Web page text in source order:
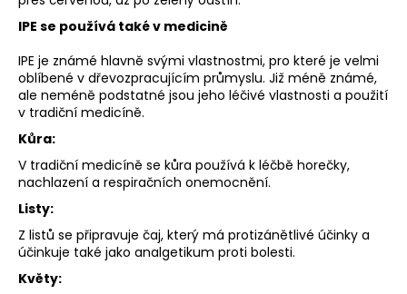
IPE se používá také v medicině
IPE je známé hlavně svými vlastnostmi, pro které je velmi
oblíbené v dřevozpracujícím průmyslu. Již méně známé,
ale neméně podstatné jsou jeho léčivé vlastnosti a použití
v tradiční medicíně.
Kůra:
V tradiční medicíně se kůra používá k léčbě horečky,
nachlazení a respiračních onemocnění.
Listy:
Z listů se připravuje čaj, který má protizánětlivé účinky a
účinkuje také jako analgetikum proti bolesti.
Květy:
n
j
í
t
?
HLEDAT